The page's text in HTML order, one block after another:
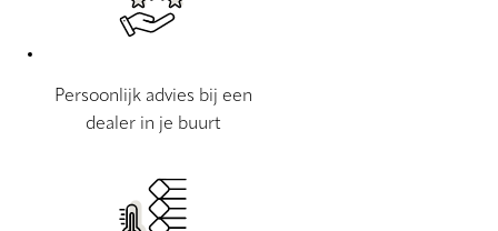
Persoonlijk advies bij een
dealer in je buurt